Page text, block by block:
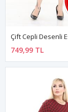
749,99 TL